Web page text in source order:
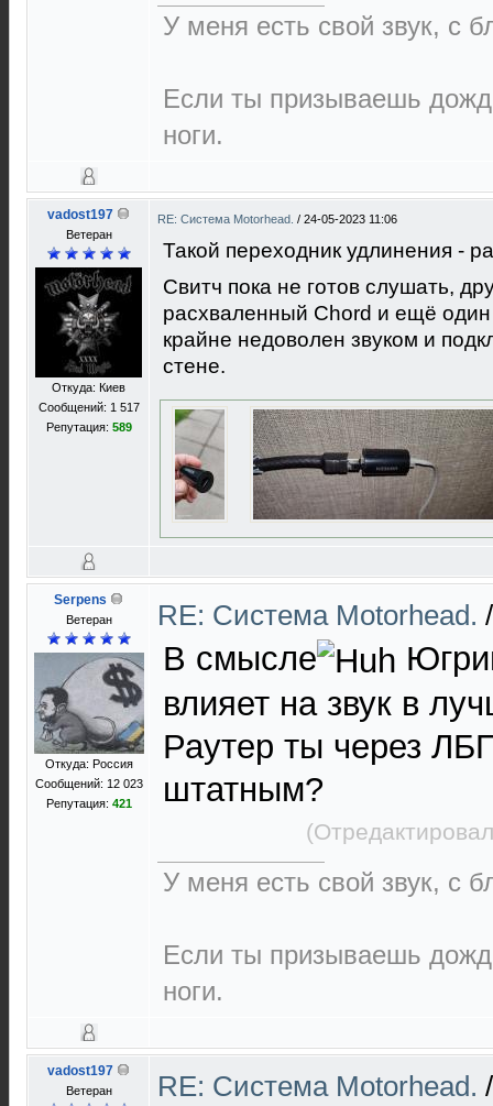
У меня есть свой звук, с
Если ты призываешь
ноги.
vadost197
Ветеран
Откуда: Киев
Сообщений: 1 517
Репутация: 589
RE: Cистема Motorhead. / 24-05-2023 11:06
Такой переходник удлинения -
Свитч пока не готов слушать,
расхваленный Chord и ещё
крайне недоволен звуком и
стене.
Serpens
Ветеран
Откуда: Россия
Сообщений: 12 023
Репутация: 421
RE: Cистема Motorhead.
В смысле
влияет на звук в
Раутер ты через
штатным?
У меня есть свой звук, с
Если ты призываешь
ноги.
vadost197
Ветеран RE: Cистема Motorhead.